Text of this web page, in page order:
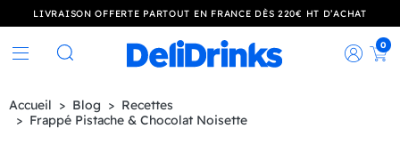
LIVRAISON OFFERTE PARTOUT EN FRANCE DÈS 220€ HT D’ACHAT
Rechercher
0
Accueil Blog
Recettes
Frappé Pistache & Chocolat Noisette